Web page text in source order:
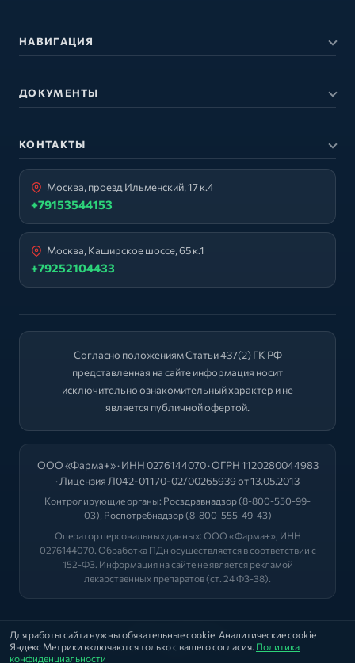
Для работы сайта нужны обязательные cookie. Аналитические cookie
Яндекс Метрики включаются только с вашего согласия. Политика
конфиденциальности
НАВИГАЦИЯ
ДОКУМЕНТЫ
КОНТАКТЫ
Москва, проезд Ильменский, 17 к.4
+79153544153
Москва, Каширское шоссе, 65 к.1
+79252104433
Согласно положениям Статьи 437(2) ГК РФ
представленная на сайте информация носит
исключительно ознакомительный характер и не
является публичной офертой.
ООО «Фарма+» · ИНН 0276144070 · ОГРН 1120280044983
· Лицензия Л042-01170-02/00265939 от 13.05.2013
Контролирующие органы: Росздравнадзор(8-800-550-99-
03), Роспотребнадзор(8-800-555-49-43)
Оператор персональных данных: ООО «Фарма+», ИНН
0276144070. Обработка ПДн осуществляется в соответствии с
152-ФЗ. Информация на сайте не является рекламой
лекарственных препаратов (ст. 24 ФЗ-38).
2026 © "ФАРМА+"
Политика | Оферта | Лицензии